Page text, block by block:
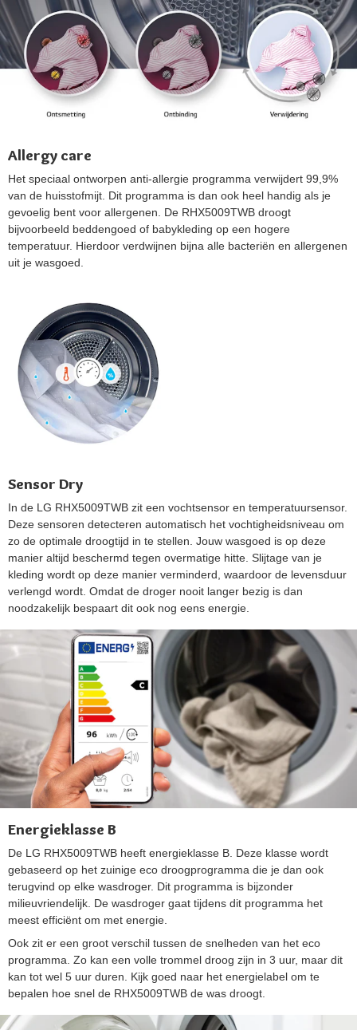
Allergy care
Het speciaal ontworpen anti-allergie programma verwijdert 99,9%
van de huisstofmijt. Dit programma is dan ook heel handig als je
gevoelig bent voor allergenen. De RHX5009TWB droogt
bijvoorbeeld beddengoed of babykleding op een hogere
temperatuur. Hierdoor verdwijnen bijna alle bacteriën en allergenen
uit je wasgoed.
Sensor Dry
In de LG RHX5009TWB zit een vochtsensor en temperatuursensor.
Deze sensoren detecteren automatisch het vochtigheidsniveau om
zo de optimale droogtijd in te stellen. Jouw wasgoed is op deze
manier altijd beschermd tegen overmatige hitte. Slijtage van je
kleding wordt op deze manier verminderd, waardoor de levensduur
verlengd wordt. Omdat de droger nooit langer bezig is dan
noodzakelijk bespaart dit ook nog eens energie.
Energieklasse B
De LG RHX5009TWB heeft energieklasse B. Deze klasse wordt
gebaseerd op het zuinige eco droogprogramma die je dan ook
terugvind op elke wasdroger. Dit programma is bijzonder
milieuvriendelijk. De wasdroger gaat tijdens dit programma het
meest efficiënt om met energie.
Ook zit er een groot verschil tussen de snelheden van het eco
programma. Zo kan een volle trommel droog zijn in 3 uur, maar dit
kan tot wel 5 uur duren. Kijk goed naar het energielabel om te
bepalen hoe snel de RHX5009TWB de was droogt.